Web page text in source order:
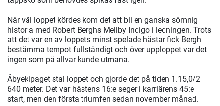
När väl loppet kördes kom det att bli en ganska sömnig
historia med Robert Berghs Mellby Indigo i ledningen. Trots
att det var en av loppets minst spelade hästar fick Bergh
bestämma tempot fullständigt och över upploppet var det
ingen som på allvar kunde utmana.
Åbyekipaget stal loppet och gjorde det på tiden 1.15,0/2
640 meter. Det var hästens 16:e seger i karriärens 45:e
start, men den första triumfen sedan november månad.